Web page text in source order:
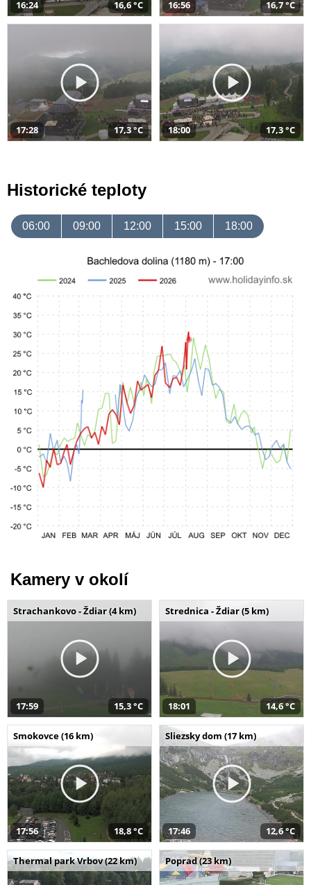
16:24 16,6 °C 16:56 16,7 °C
17:28 17,3 °C 18:00 17,3 °C
Historické teploty
06:00 09:00 12:00 15:00 18:00
Kamery v okolí
Strachankovo - Ždiar (4 km)
17:59 15,3 °C
Strednica - Ždiar (5 km)
18:01 14,6 °C
Smokovce (16 km)
17:56 18,8 °C
Sliezsky dom (17 km)
17:46 12,6 °C
Thermal park Vrbov (22 km) Poprad (23 km)